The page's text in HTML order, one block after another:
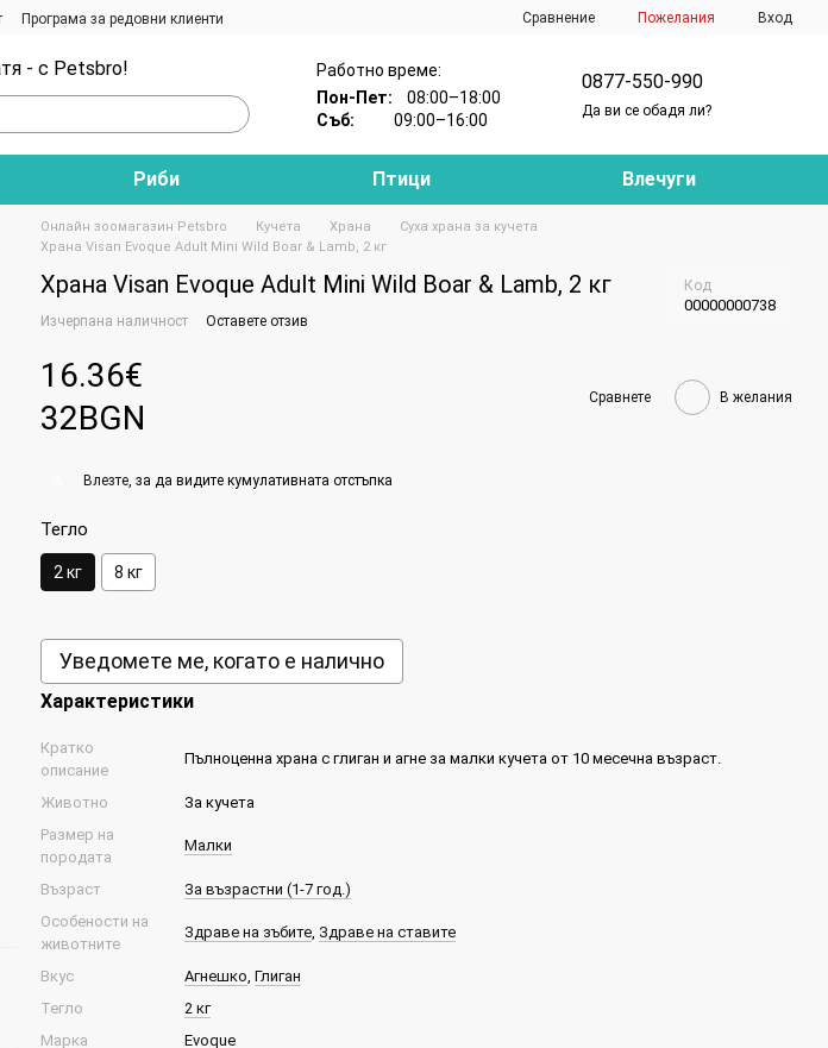
Програма за редовни клиенти
Сравнение Пожелания Вход
- с Petsbro!
Работно време:
Пон-Пет:08:00–18:00
Съб:09:00–16:00
0877-550-990
Да ви се обадя ли?
Риби Птици Влечуги
Онлайн зоомагазин Petsbro Кучета Храна
Суха храна за кучета
Храна Visan Evoque Adult Mini Wild Boar & Lamb, 2 кг
Храна Visan Evoque Adult Mini Wild Boar & Lamb, 2 кг Код
00000000738
Изчерпана наличност Оставете отзив
16.36€
32BGN
Сравнете В желания
Влезте , за да видите кумулативната отстъпка
Тегло
2 кг 8 кг
Уведомете ме, когато е налично
Характеристики
Кратко
описание
Пълноценна храна с глиган и агне за малки кучета от 10 месечна възраст.
Животно
За кучета
Размер на
породата
Малки
Възраст
За възрастни (1-7 год.)
Особености на
животните
Здраве на зъбите, Здраве на ставите
Вкус Агнешко, Глиган
Тегло
2 кг
Марка
Evoque